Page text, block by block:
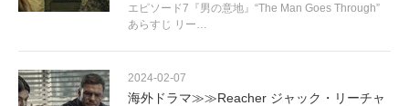
エピソード7『男の意地』“The Man Goes Through”
あらすじ リー…
2024-02-07
海外ドラマ≫≫Reacher ジャック・リーチャ